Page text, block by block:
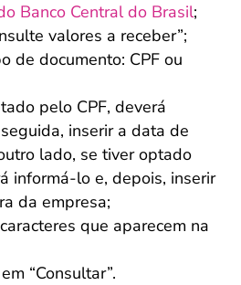
Banco Central do Brasil;
valores a receber”;
de documento: CPF ou
pelo CPF, deverá
inserir a data de
lado, se tiver optado
informá-lo e, depois, inserir
da empresa;
que aparecem na
“Consultar”.